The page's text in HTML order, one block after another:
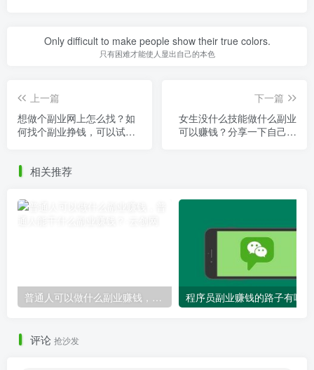
Only difficult to make people show their true colors.
只有困难才能使人显出自己的本色
上一篇
想做个副业网上怎么找？如
何找个副业挣钱，可以试试
下一篇
女生没什么技能做什么副业
可以赚钱？分享一下自己的
相关推荐
普通人可以做什么副业赚钱，普通人能干什么副业赚钱？
评论 抢沙发